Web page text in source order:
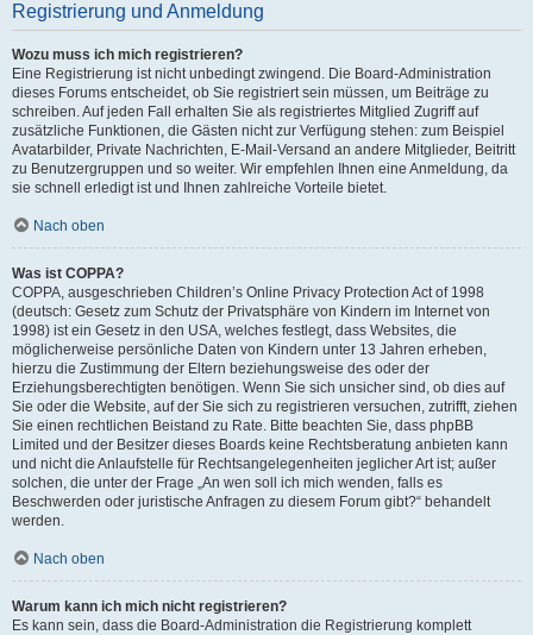
Registrierung und Anmeldung
Wozu muss ich mich registrieren?
Eine Registrierung ist nicht unbedingt zwingend. Die Board-Administration
dieses Forums entscheidet, ob Sie registriert sein müssen, um Beiträge zu
schreiben. Auf jeden Fall erhalten Sie als registriertes Mitglied Zugriff auf
zusätzliche Funktionen, die Gästen nicht zur Verfügung stehen: zum Beispiel
Avatarbilder, Private Nachrichten, E-Mail-Versand an andere Mitglieder, Beitritt
zu Benutzergruppen und so weiter. Wir empfehlen Ihnen eine Anmeldung, da
sie schnell erledigt ist und Ihnen zahlreiche Vorteile bietet.
Nach oben
Was ist COPPA?
COPPA, ausgeschrieben Children’s Online Privacy Protection Act of 1998
(deutsch: Gesetz zum Schutz der Privatsphäre von Kindern im Internet von
1998) ist ein Gesetz in den USA, welches festlegt, dass Websites, die
möglicherweise persönliche Daten von Kindern unter 13 Jahren erheben,
hierzu die Zustimmung der Eltern beziehungsweise des oder der
Erziehungsberechtigten benötigen. Wenn Sie sich unsicher sind, ob dies auf
Sie oder die Website, auf der Sie sich zu registrieren versuchen, zutrifft, ziehen
Sie einen rechtlichen Beistand zu Rate. Bitte beachten Sie, dass phpBB
Limited und der Besitzer dieses Boards keine Rechtsberatung anbieten kann
und nicht die Anlaufstelle für Rechtsangelegenheiten jeglicher Art ist; außer
solchen, die unter der Frage „An wen soll ich mich wenden, falls es
Beschwerden oder juristische Anfragen zu diesem Forum gibt?“ behandelt
werden.
Nach oben
Warum kann ich mich nicht registrieren?
Es kann sein, dass die Board-Administration die Registrierung komplett